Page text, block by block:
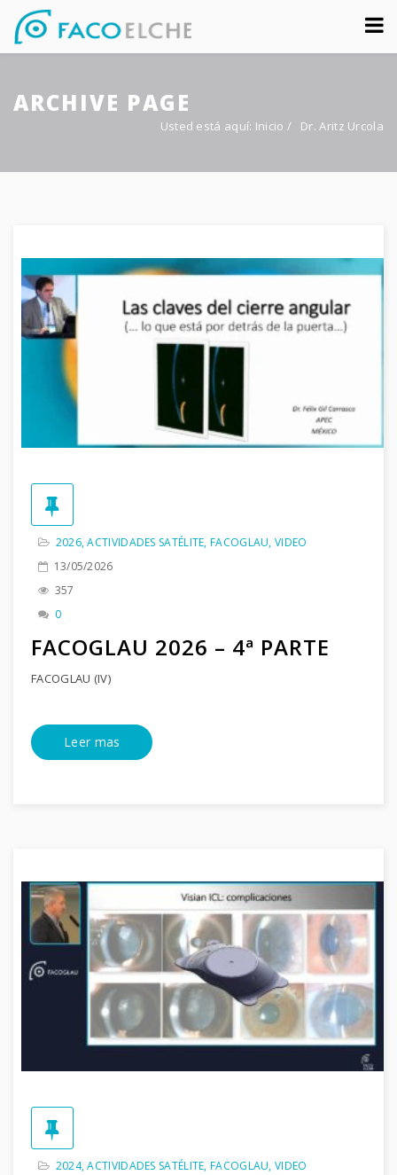
Sobre nosotros
Congreso
Contacto
ARCHIVE PAGE
Usted está aquí: Inicio / Dr. Aritz Urcola
2026,ACTIVIDADES SATÉLITE,FACOGLAU,VIDEO
13/05/2026
357
0
FACOGLAU 2026 – 4ª PARTE
FACOGLAU (IV)
Leer mas
2024,ACTIVIDADES SATÉLITE,FACOGLAU,VIDEO